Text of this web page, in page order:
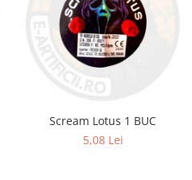
Scream Lotus 1 BUC
5,08 Lei